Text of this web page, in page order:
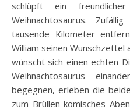
schlüpft ein
Weihnachtosaurus.
tausende Kilometer
William seinen Wunschzettel
wünscht sich einen echten
Weihnachtosaurus
begegnen, erleben die
zum Brüllen komisches